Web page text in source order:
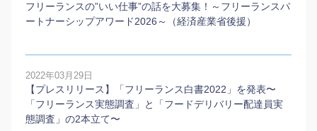
フリーランスの”いい仕事”の話を大募集！～フリーランスパ
ートナーシップアワード2026～（経済産業省後援）
2022年03月29日
【プレスリリース】「フリーランス白書2022」を発表〜
「フリーランス実態調査」と「フードデリバリー配達員実
態調査」の2本⽴て〜